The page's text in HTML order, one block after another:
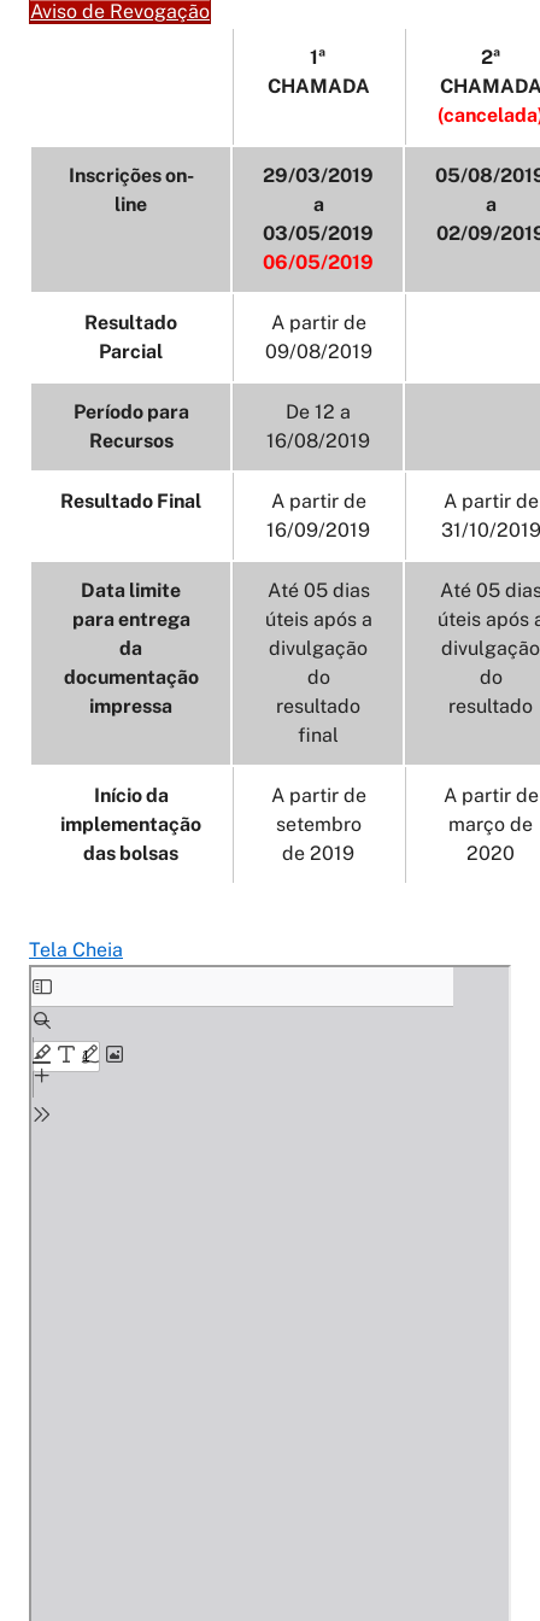
Aviso de Revogação
1ª
CHAMADA
2ª
Inscrições on-
line
29/03/2019
a
03/05/2019
06/05/2019
05/08/
a
02/09/
Resultado
Parcial
A partir de
09/08/2019
Período para
Recursos
De 12 a
16/08/2019
Resultado Final
A partir de
16/09/2019
A partir de
31/10/2019
Data limite
para entrega
da
documentação
impressa
Até 05 dias
úteis após a
divulgação
do
resultado
final
Até 05
úteis após
divulgação
do
resultado
Início da
implementação
das bolsas
A partir de
setembro
de 2019
A partir de
março de
2020
Tela Cheia
Skip
to
PDF
content